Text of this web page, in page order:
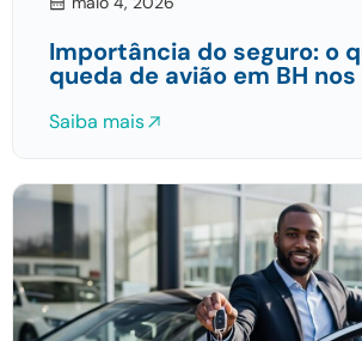
Importância do seguro: o
queda de avião em BH
Saiba mais